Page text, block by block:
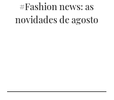
#Fashion news: as
novidades de agosto